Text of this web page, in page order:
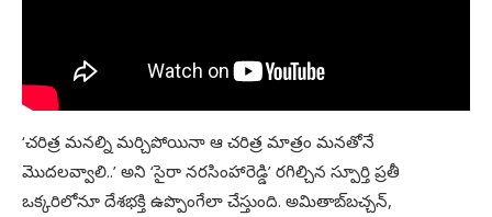
‘చరిత్ర మనల్ని మర్చిపోయినా ఆ చరిత్ర మాత్రం మనతోనే
మొదలవ్వాలి..’ అని ‘సైరా నరసింహారెడ్డి’ రగిల్చిన స్పూర్తి ప్రతీ
ఒక్కరిలోనూ దేశభక్తి ఉప్పొంగేలా చేస్తుంది. అమితాబ్‌బచ్చన్‌,